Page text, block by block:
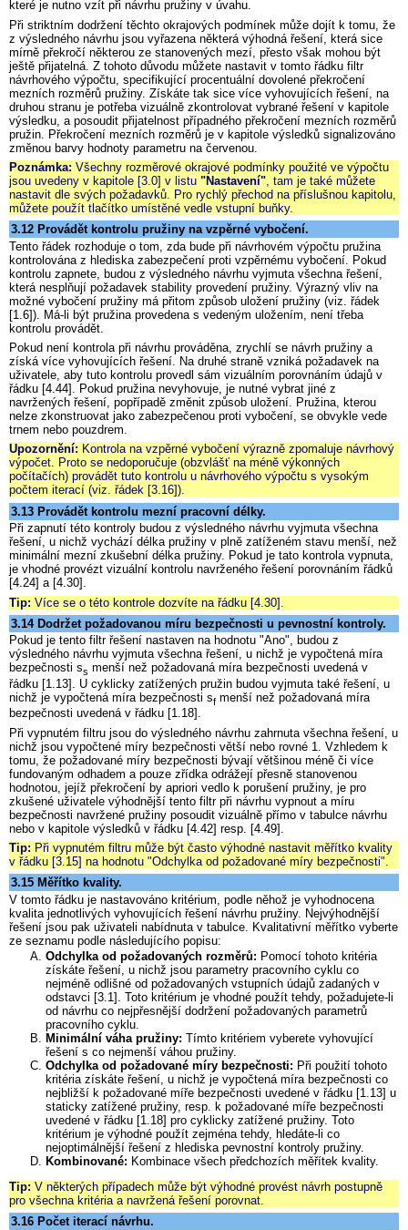
které je nutno vzít při návrhu pružiny v úvahu.
Při striktním dodržení těchto okrajových podmínek může dojít k tomu, že
z výsledného návrhu jsou vyřazena některá výhodná řešení, která sice
mírně překročí některou ze stanovených mezí, přesto však mohou být
ještě přijatelná. Z tohoto důvodu můžete nastavit v tomto řádku filtr
návrhového výpočtu, specifikující procentuální dovolené překročení
mezních rozměrů pružiny. Získáte tak sice více vyhovujících řešení, na
druhou stranu je potřeba vizuálně zkontrolovat vybrané řešení v kapitole
výsledku, a posoudit přijatelnost případného překročení mezních rozměrů
pružin. Překročení mezních rozměrů je v kapitole výsledků signalizováno
změnou barvy hodnoty parametru na červenou.
Poznámka: Všechny rozměrové okrajové podmínky použité ve výpočtu
jsou uvedeny v kapitole [3.0] v listu "Nastavení", tam je také můžete
nastavit dle svých požadavků. Pro rychlý přechod na příslušnou kapitolu,
můžete použít tlačítko umístěné vedle vstupní buňky.
3.12 Provádět kontrolu pružiny na vzpěrné vybočení.
Tento řádek rozhoduje o tom, zda bude při návrhovém výpočtu pružina
kontrolována z hlediska zabezpečení proti vzpěrnému vybočení. Pokud
kontrolu zapnete, budou z výsledného návrhu vyjmuta všechna řešení,
která nesplňují požadavek stability provedení pružiny. Výrazný vliv na
možné vybočení pružiny má přitom způsob uložení pružiny (viz. řádek
[1.6]). Má-li být pružina provedena s vedeným uložením, není třeba
kontrolu provádět.
Pokud není kontrola při návrhu prováděna, zrychlí se návrh pružiny a
získá více vyhovujících řešení. Na druhé straně vzniká požadavek na
uživatele, aby tuto kontrolu provedl sám vizuálním porovnáním údajů v
řádku [4.44]. Pokud pružina nevyhovuje, je nutné vybrat jiné z
navržených řešení, popřípadě změnit způsob uložení. Pružina, kterou
nelze zkonstruovat jako zabezpečenou proti vybočení, se obvykle vede
trnem nebo pouzdrem.
Upozornění: Kontrola na vzpěrné vybočení výrazně zpomaluje návrhový
výpočet. Proto se nedoporučuje (obzvlášť na méně výkonných
počítačích) provádět tuto kontrolu u návrhového výpočtu s vysokým
počtem iterací (viz. řádek [3.16]).
3.13 Provádět kontrolu mezní pracovní délky.
Při zapnutí této kontroly budou z výsledného návrhu vyjmuta všechna
řešení, u nichž vychází délka pružiny v plně zatíženém stavu menší, než
minimální mezní zkušební délka pružiny. Pokud je tato kontrola vypnuta,
je vhodné provézt vizuální kontrolu navrženého řešení porovnáním řádků
[4.24] a [4.30].
Tip: Více se o této kontrole dozvíte na řádku [4.30].
3.14 Dodržet požadovanou míru bezpečnosti u pevnostní kontroly.
Pokud je tento filtr řešení nastaven na hodnotu "Ano", budou z
výsledného návrhu vyjmuta všechna řešení, u nichž je vypočtená míra
bezpečnosti ss menší než požadovaná míra bezpečnosti uvedená v
řádku [1.13]. U cyklicky zatížených pružin budou vyjmuta také řešení, u
nichž je vypočtená míra bezpečnosti sf menší než požadovaná míra
bezpečnosti uvedená v řádku [1.18].
Při vypnutém filtru jsou do výsledného návrhu zahrnuta všechna řešení, u
nichž jsou vypočtené míry bezpečnosti větší nebo rovné 1. Vzhledem k
tomu, že požadované míry bezpečnosti bývají většinou méně či více
fundovaným odhadem a pouze zřídka odrážejí přesně stanovenou
hodnotou, jejíž překročení by apriori vedlo k porušení pružiny, je pro
zkušené uživatele výhodnější tento filtr při návrhu vypnout a míru
bezpečnosti navržené pružiny posoudit vizuálně přímo v tabulce návrhu
nebo v kapitole výsledků v řádku [4.42] resp. [4.49].
Tip: Při vypnutém filtru může být často výhodné nastavit měřítko kvality
v řádku [3.15] na hodnotu "Odchylka od požadované míry bezpečnosti".
3.15 Měřítko kvality.
V tomto řádku je nastavováno kritérium, podle něhož je vyhodnocena
kvalita jednotlivých vyhovujících řešení návrhu pružiny. Nejvýhodnější
řešení jsou pak uživateli nabídnuta v tabulce. Kvalitativní měřítko vyberte
ze seznamu podle následujícího popisu:
Odchylka od požadovaných rozměrů: Pomocí tohoto kritéria
získáte řešení, u nichž jsou parametry pracovního cyklu co
nejméně odlišné od požadovaných vstupních údajů zadaných v
odstavci [3.1]. Toto kritérium je vhodné použít tehdy, požadujete-li
od návrhu co nejpřesnější dodržení požadovaných parametrů
pracovního cyklu.
Minimální váha pružiny: Tímto kritériem vyberete vyhovující
řešení s co nejmenší váhou pružiny.
Odchylka od požadované míry bezpečnosti: Při použití tohoto
kritéria získáte řešení, u nichž je vypočtená míra bezpečnosti co
nejbližší k požadované míře bezpečnosti uvedené v řádku [1.13] u
staticky zatížené pružiny, resp. k požadované míře bezpečnosti
uvedené v řádku [1.18] pro cyklicky zatížené pružiny. Toto
kritérium je výhodné použít zejména tehdy, hledáte-li co
nejoptimálnější řešení z hlediska pevnostní kontroly pružiny.
Kombinované: Kombinace všech předchozích měřítek kvality.
Tip: V některých případech může být výhodné provést návrh postupně
pro všechna kritéria a navržená řešení porovnat.
3.16 Počet iterací návrhu.